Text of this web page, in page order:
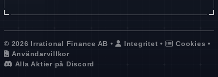
© 2026 Irrational Finance AB • Integritet • Cookies •
Användarvillkor
Alla Aktier på Discord